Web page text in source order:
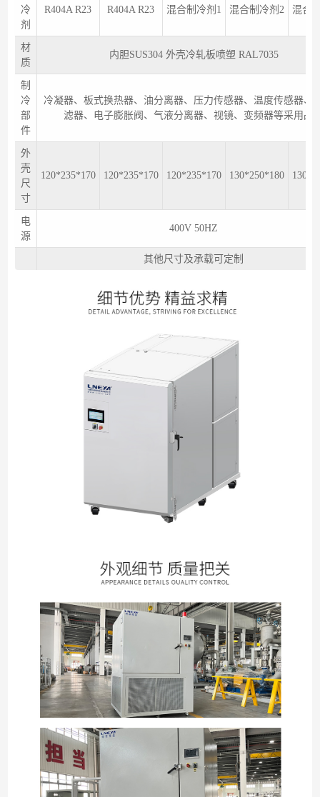
冷
剂
R404A R23 R404A R23 混合制冷剂1 混合制冷剂2 混合
材
质
内胆SUS304 外壳冷轧板喷塑 RAL7035
制
冷
部
件
冷凝器、板式换热器、油分离器、压力传感器、温度传感器、
滤器、电子膨胀阀、气液分离器、视镜、变频器等采用品
外
壳
尺
寸
120*235*170 120*235*170 120*235*170 130*250*180
电
源
400V 50HZ
其他尺寸及承载可定制